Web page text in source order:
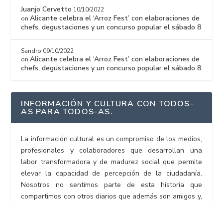
Juanjo Cervetto 10/10/2022
onAlicante celebra el ‘Arroz Fest’ con elaboraciones de
chefs, degustaciones y un concurso popular el sábado 8
Sandro 09/10/2022
onAlicante celebra el ‘Arroz Fest’ con elaboraciones de
chefs, degustaciones y un concurso popular el sábado 8
INFORMACIÓN Y CULTURA CON TODOS-
AS PARA TODOS-AS.
La información cultural es un compromiso de los medios,
profesionales y colaboradores que desarrollan una
labor transformadora y de madurez social que permite
elevar la capacidad de percepción de la ciudadanía.
Nosotros no sentimos parte de esta historia que
compartimos con otros diarios que además son amigos y,